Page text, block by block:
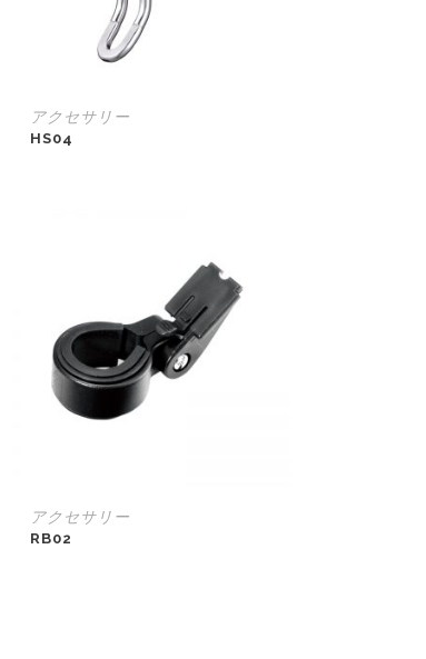
アクセサリー
HS04
アクセサリー
RB02